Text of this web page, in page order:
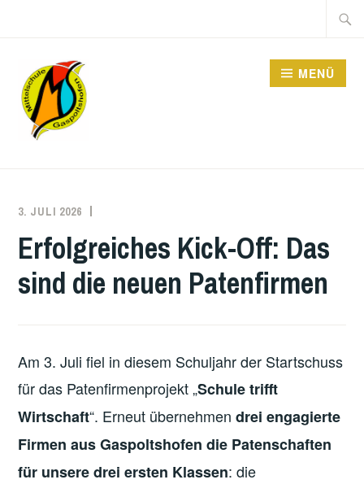
Suche
MENÜ
3. JULI 2026
Erfolgreiches Kick-Off: Das
sind die neuen Patenfirmen
Am 3. Juli fiel in diesem Schuljahr der Startschuss
für das Patenfirmenprojekt „Schule trifft
Wirtschaft“. Erneut übernehmendrei engagierte
Firmen aus Gaspoltshofen die Patenschaften
für unsere drei ersten Klassen: die